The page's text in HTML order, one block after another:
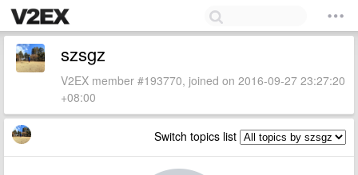
szsgz
V2EX member #193770, joined on 2016-09-27 23:27:20
+08:00
Switch topics list